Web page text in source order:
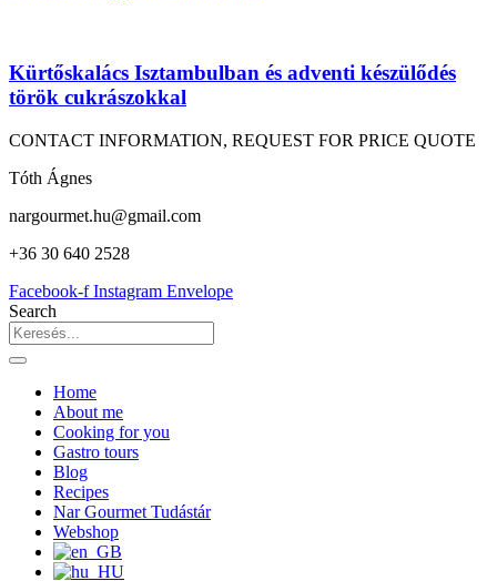
Kürtőskalács Isztambulban és adventi készülődés
török cukrászokkal
CONTACT INFORMATION, REQUEST FOR PRICE QUOTE
Tóth Ágnes
nargourmet.hu@gmail.com
+36 30 640 2528
Facebook-f Instagram Envelope
Search
Home
About me
Cooking for you
Gastro tours
Blog
Recipes
Nar Gourmet Tudástár
Webshop